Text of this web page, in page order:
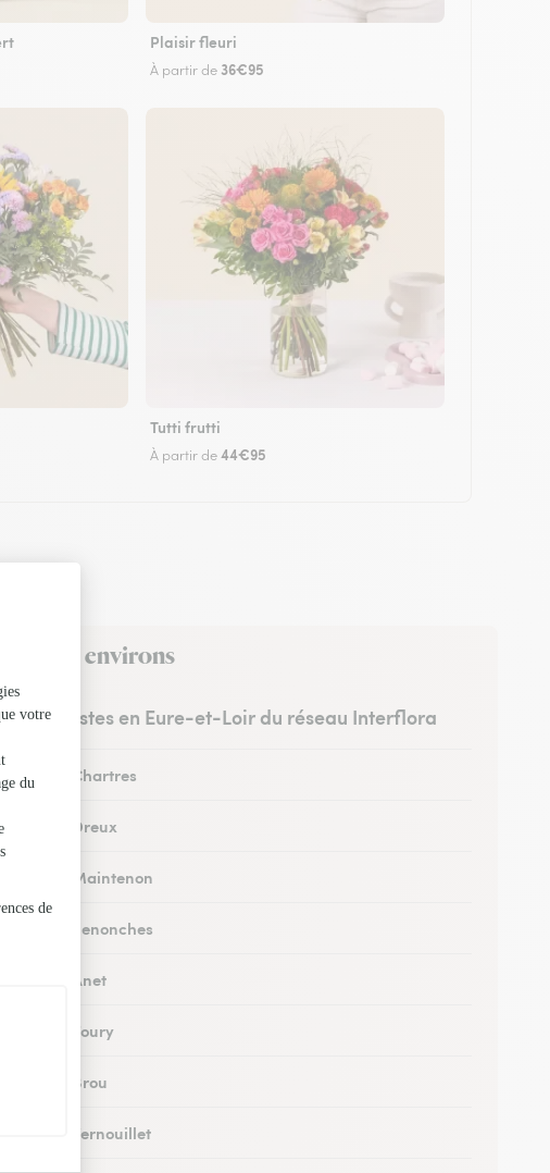
Plaisir fleuri
À partir de 36€95
Tutti frutti
À partir de44€95
ses environs
fleuristes en Eure-et-Loir du réseau Interflora
à Chartres
à Dreux
à Maintenon
à Senonches
à Anet
à Toury
à Brou
à Vernouillet